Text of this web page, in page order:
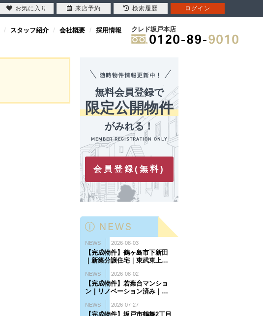
スタッフ紹介 会社概要 採用情報 クレド坂戸本店
無料会員登録で
限定公開物件
がみれる！
会員登録(無料)
お気に入り 来店予約 検索履歴 ログイン